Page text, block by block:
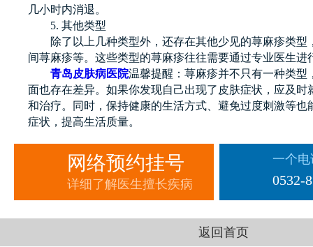
几小时内消退。
5. 其他类型
除了以上几种类型外，还存在其他少见的荨麻疹类型
间荨麻疹等。这些类型的荨麻疹往往需要通过专业医生进
青岛皮肤病医院温馨提醒：荨麻疹并不只有一种类型
面也存在差异。如果你发现自己出现了皮肤症状，应及时
和治疗。同时，保持健康的生活方式、避免过度刺激等也
症状，提高生活质量。
网络预约挂号
详细了解医生擅长疾病
一个
0532-
返回首页
预约挂号 患者服务
1